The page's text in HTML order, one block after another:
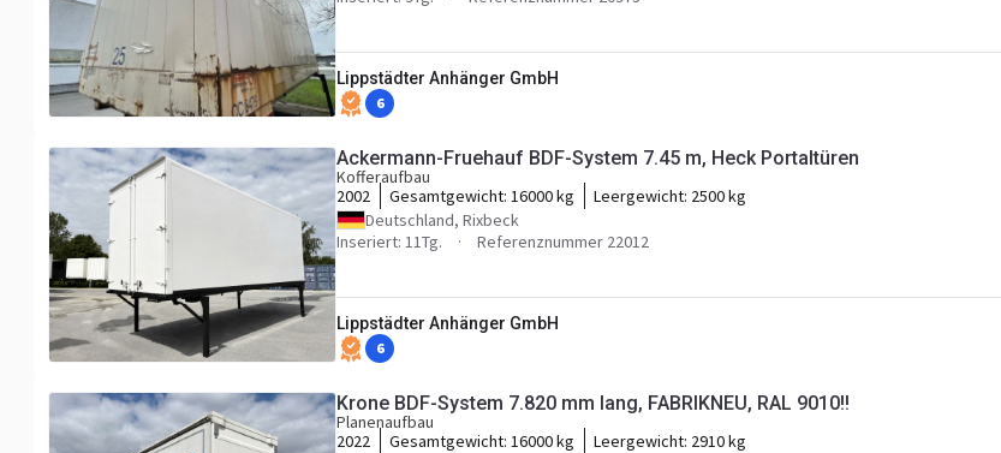
Lippstädter Anhänger GmbH
6
Ackermann-Fruehauf BDF-System 7.45 m, Heck Portaltüren
Kofferaufbau
2002
Gesamtgewicht: 16000 kg Leergewicht: 2500 kg
Deutschland, Rixbeck
Inseriert: 11Tg.
Referenznummer 22012
Lippstädter Anhänger GmbH
6
Krone BDF-System 7.820 mm lang, FABRIKNEU, RAL 9010!!
Planenaufbau
2022
Gesamtgewicht: 16000 kg Leergewicht: 2910 kg